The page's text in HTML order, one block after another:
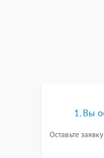
1. Вы
Оставьте